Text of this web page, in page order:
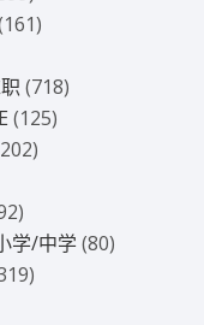
(718)
(125)
学/中学(80)